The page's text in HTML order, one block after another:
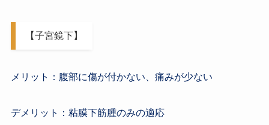
【子宮鏡下】
メリット：腹部に傷が付かない、痛みが少ない
デメリット：粘膜下筋腫のみの適応